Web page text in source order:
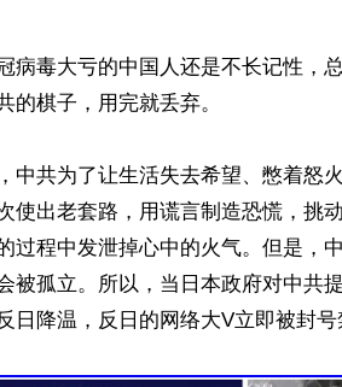
病毒大亏的中国人还是不长记性，
的棋子，用完就丢弃。
中共为了让生活失去希望、憋着怒
使出老套路，用谎言制造恐慌，挑
过程中发泄掉心中的火气。但是，
被孤立。所以，当日本政府对中共
日降温，反日的网络大V立即被封